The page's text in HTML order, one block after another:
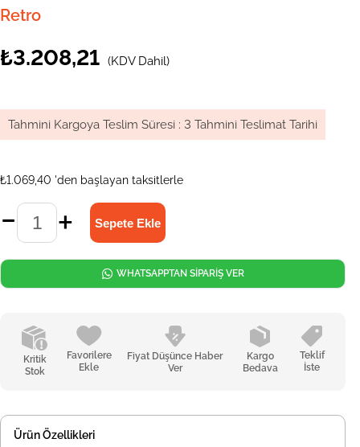
Retro
₺3.208,21 (KDV Dahil)
Tahmini Kargoya Teslim Süresi : 3 Tahmini Teslimat Tarihi
₺1.069,40 'den başlayan taksitlerle
Kritik
Stok
Favorilere
Ekle
Fiyat Düşünce Haber
Ver
Kargo
Bedava
Teklif
İste
WHATSAPPTAN SİPARİŞ VER
Ürün Özellikleri